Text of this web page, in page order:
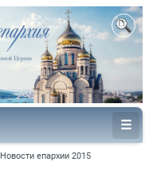
Новости епархии 2015